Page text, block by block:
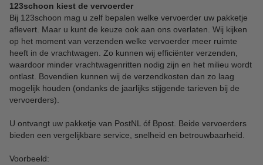
123schoon kiest de vervoerder
Bij 123schoon mag u zelf bepalen welke vervoerder uw pakketje
aflevert. Maar u kunt de keuze ook aan ons overlaten. Wij kijken
op het moment van verzenden welke vervoerder meer ruimte
heeft in de vrachtwagen. Zo kunnen wij efficiënter verzenden,
waardoor minder vrachtwagenritten nodig zijn en het milieu wordt
ontlast. Bovendien kunnen wij de verzendkosten dan zo laag
mogelijk houden (ondanks de jaarlijks stijgende tarieven bij de
vervoerders).
U ontvangt uw pakketje van PostNL óf Bpost. Beide vervoerders
bieden een vergelijkbare service, snelheid en betrouwbaarheid.
Voorbeeld: